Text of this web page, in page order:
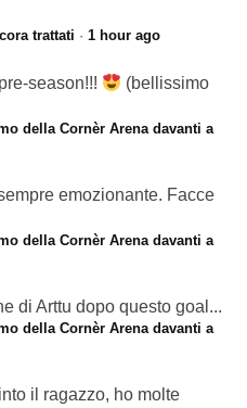
trattati · 1 hour ago
season!!!
(bellissimo
della Cornèr Arena davanti a
emozionante. Facce
della Cornèr Arena davanti a
di Arttu dopo questo goal...
della Cornèr Arena davanti a
il ragazzo, ho molte